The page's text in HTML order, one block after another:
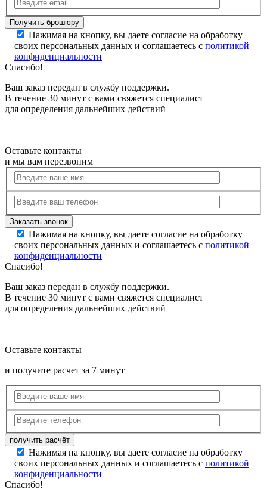
Нажимая на кнопку, вы даете согласие на обработку
своих персональных данных и соглашаетесь с политикой
конфиденциальности
Спасибо!
Ваш заказ передан в службу поддержки.
В течение 30 минут с вами свяжется специалист
для определения дальнейших действий
Оставьте контакты
и мы вам перезвоним
Нажимая на кнопку, вы даете согласие на обработку
своих персональных данных и соглашаетесь с политикой
конфиденциальности
Спасибо!
Ваш заказ передан в службу поддержки.
В течение 30 минут с вами свяжется специалист
для определения дальнейших действий
Оставьте контакты
и получите расчет за 7 минут
Нажимая на кнопку, вы даете согласие на обработку
своих персональных данных и соглашаетесь с политикой
конфиденциальности
Спасибо!